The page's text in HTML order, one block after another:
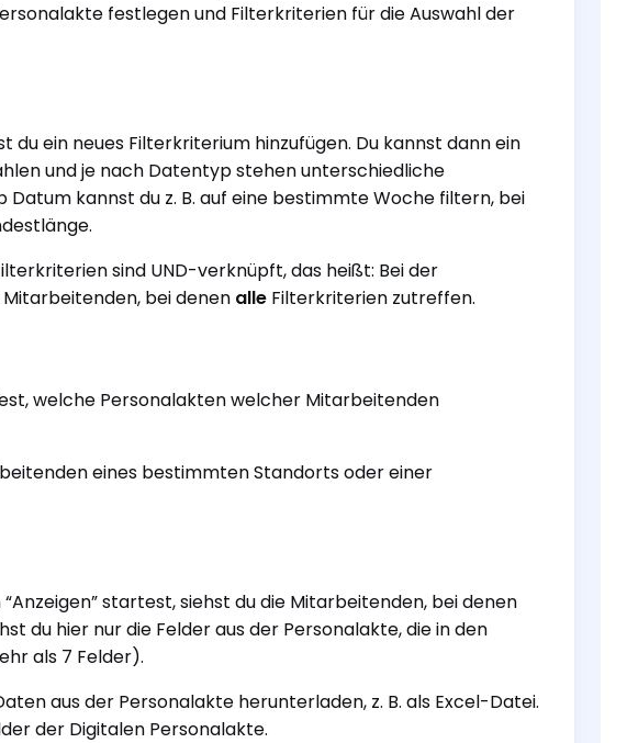
festlegen und Filterkriterien für die Auswahl der
ein neues Filterkriterium hinzufügen. Du kannst dann ein
und je nach Datentyp stehen unterschiedliche
Datum kannst du z. B. auf eine bestimmte Woche filtern, bei
sind UND-verknüpft, das heißt: Bei der
bei denen alle Filterkriterien zutreffen.
welche Personalakten welcher Mitarbeitenden
eines bestimmten Standorts oder einer
startest, siehst du die Mitarbeitenden, bei denen
du hier nur die Felder aus der Personalakte, die in den
als 7 Felder).
aus der Personalakte herunterladen, z. B. als Excel-Datei.
der Digitalen Personalakte.